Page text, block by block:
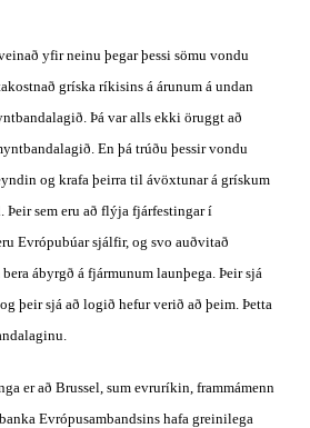
yfir neinu þegar þessi sömu vondu
gríska ríkisins á árunum á undan
Þá var alls ekki öruggt að
En þá trúðu þessir vondu
og krafa þeirra til ávöxtunar á grískum
sem eru að flýja fjárfestingar í
Evrópubúar sjálfir, og svo auðvitað
ábyrgð á fjármunum launþega. Þeir sjá
þeir sjá að logið hefur verið að þeim. Þetta
er að Brussel, sum evruríkin, frammámenn
Evrópusambandsins hafa greinilega